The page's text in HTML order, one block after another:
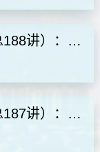
“校友论坛”2026年第38讲（总188讲）：金税四期全面落地背景下企业全流程财税合规管理、涉税风险化解
“校友论坛”2026年第37讲（总187讲）：中国企业出海实操要点、海外项目风险防控与产业金融配套方案